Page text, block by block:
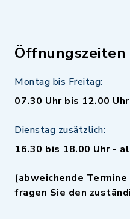
Öffnungszeiten
Montag bis Freitag:
07.30 Uhr bis 12.00 Uhr
Dienstag zusätzlich:
16.30 bis 18.00 Uhr -
(abweichende
fragen Sie den